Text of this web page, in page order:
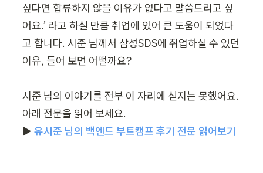
싶다면 합류하지 않을 이유가 없다고 말씀드리고 싶
어요.’ 라고 하실 만큼 취업에 있어 큰 도움이 되었다
고 합니다. 시준 님께서 삼성SDS에 취업하실 수 있던
이유, 들어 보면 어떨까요?
시준 님의 이야기를 전부 이 자리에 싣지는 못했어요.
아래 전문을 읽어 보세요.
▶︎ 유시준 님의 백엔드 부트캠프 후기 전문 읽어보기